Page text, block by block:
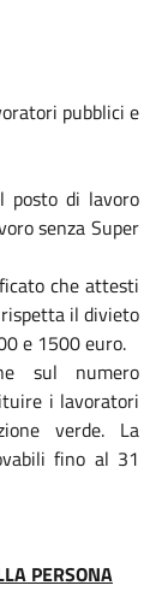
pubblici e
posto di lavoro
senza Super
che attesti
il divieto
e 1500 euro.
sul numero
i lavoratori
verde. La
fino al 31
PERSONA